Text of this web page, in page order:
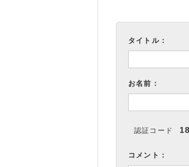
タイトル：
お名前：
認証コード
コメント：